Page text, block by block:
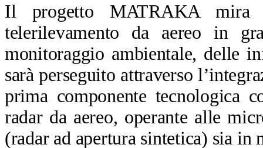
Il progetto MATRAKA mira
telerilevamento da aereo in
monitoraggio ambientale, delle
sarà perseguito attraverso
prima componente tecnologica
radar da aereo, operante alle
(radar ad apertura sintetica) sia in